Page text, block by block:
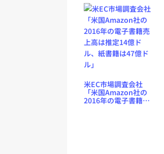
米EC市場調査会社
「米国Amazon社の
2016年の電子書籍売